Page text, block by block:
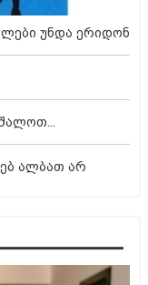
უნდა ერიდონ
ალბათ არ